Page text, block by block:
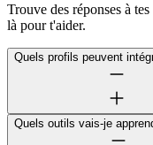
Trouve des réponses à
là pour t'aider.
Quels profils peuvent
Quels outils vais-je